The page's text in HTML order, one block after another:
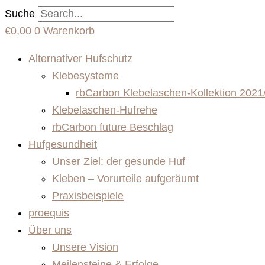
Suche
€0,00 0 Warenkorb
Alternativer Hufschutz
Klebesysteme
rbCarbon Klebelaschen-Kollektion
Klebelaschen-Hufrehe
rbCarbon future Beschlag
Hufgesundheit
Unser Ziel: der gesunde Huf
Kleben – Vorurteile aufgeräumt
Praxisbeispiele
proequis
Über uns
Unsere Vision